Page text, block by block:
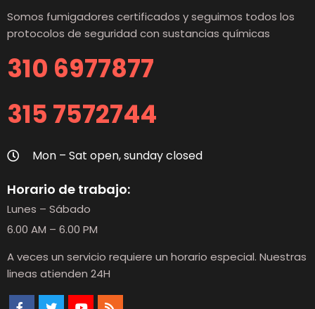
Somos fumigadores certificados y seguimos todos los
protocolos de seguridad con sustancias químicas
310 6977877
315 7572744
Mon – Sat open, sunday closed
Horario de trabajo:
Lunes – Sábado
6.00 AM – 6.00 PM
A veces un servicio requiere un horario especial. Nuestras
lineas atienden 24H